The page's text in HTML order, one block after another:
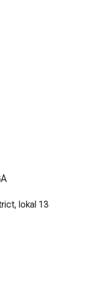
lokal 13